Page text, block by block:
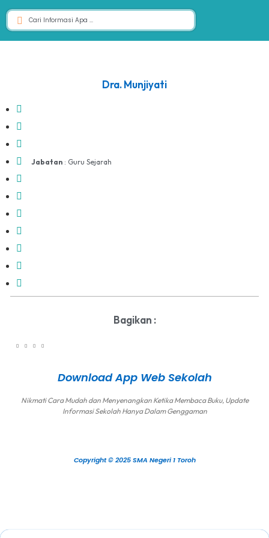
Dra. Munjiyati
Jabatan : Guru Sejarah
Bagikan :
Download App Web Sekolah
Nikmati Cara Mudah dan Menyenangkan Ketika Membaca Buku, Update
Informasi Sekolah Hanya Dalam Genggaman
Copyright © 2025 SMA Negeri 1 Toroh